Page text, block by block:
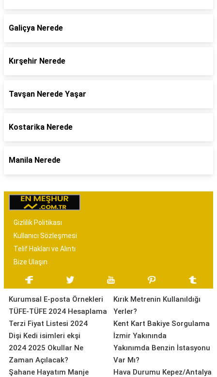
Galiçya Nerede
Kırşehir Nerede
Tavşan Nerede Yaşar
Kostarika Nerede
Manila Nerede
Gizlilik Politikası
Kullanıcı Sözleşmesi
Telif Hakları ve Alıntı
Bize Ulaşın
Kurumsal E-posta Örnekleri
TÜFE-TÜFE 2024 Hesaplama
Terzi Fiyat Listesi 2024
Dişi Kedi isimleri ekşi
2024 2025 Okullar Ne
Zaman Açılacak?
Şahane Hayatım Manje
Kırık Metrenin Kullanıldığı
Yerler?
Kent Kart Bakiye Sorgulama
İzmir Yakınında
Yakınımda Benzin İstasyonu
Var Mı?
Hava Durumu Kepez/Antalya